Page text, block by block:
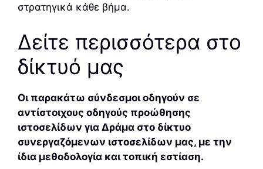
στρατηγικά κάθε βήμα.
Δείτε περισσότερα στο
δίκτυό μας
Οι παρακάτω σύνδεσμοι οδηγούν σε
αντίστοιχους οδηγούς προώθησης
ιστοσελίδων για Δράμα στο δίκτυο
συνεργαζόμενων ιστοσελίδων μας, με την
ίδια μεθοδολογία και τοπική εστίαση.